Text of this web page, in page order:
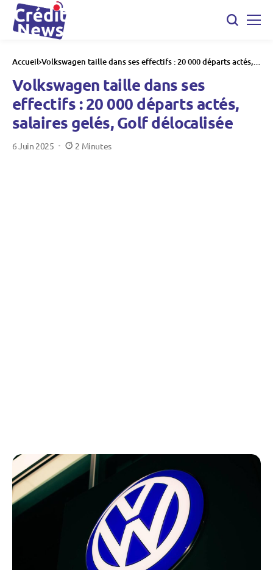
Accueil Volkswagen taille dans ses effectifs : 20 000 départs actés,
salaires gelés, Golf délocalisée
Volkswagen taille dans ses
effectifs : 20 000 départs actés,
salaires gelés, Golf délocalisée
6 Juin 2025 2 Minutes